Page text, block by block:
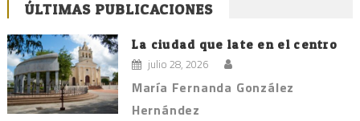
ÚLTIMAS PUBLICACIONES
La ciudad que late en el centro
julio 28, 2026
María Fernanda González
Hernández